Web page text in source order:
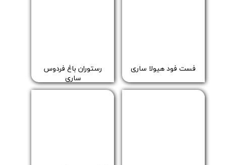
​فست فود هیولا ساری
​رستوران باغ فردوس
ساری